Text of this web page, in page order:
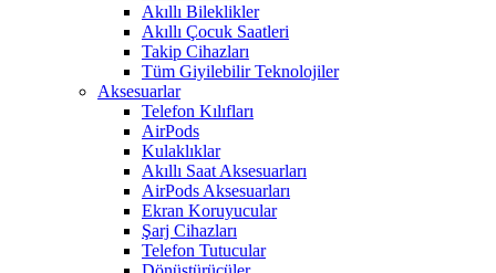
Akıllı Bileklikler
Akıllı Çocuk Saatleri
Takip Cihazları
Tüm Giyilebilir Teknolojiler
Aksesuarlar
Telefon Kılıfları
AirPods
Kulaklıklar
Akıllı Saat Aksesuarları
AirPods Aksesuarları
Ekran Koruyucular
Şarj Cihazları
Telefon Tutucular